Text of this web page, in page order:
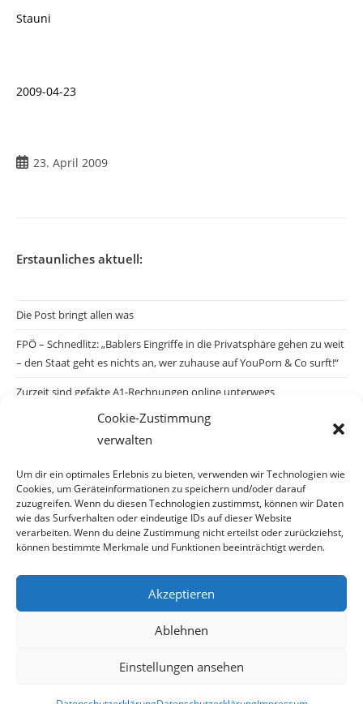
Cookie-Zustimmung
verwalten
Um dir ein optimales Erlebnis zu bieten, verwenden wir Technologien wie
Cookies, um Geräteinformationen zu speichern und/oder darauf
zuzugreifen. Wenn du diesen Technologien zustimmst, können wir Daten
wie das Surfverhalten oder eindeutige IDs auf dieser Website
verarbeiten. Wenn du deine Zustimmung nicht erteilst oder zurückziehst,
können bestimmte Merkmale und Funktionen beeinträchtigt werden.
Akzeptieren
Ablehnen
Einstellungen ansehen
Stauni
2009-04-23
Beitrag
23. April 2009
Erstaunliches aktuell:
Die Post bringt allen was
FPÖ – Schnedlitz: „Bablers Eingriffe in die Privatsphäre gehen zu weit
– den Staat geht es nichts an, wer zuhause auf YouPorn & Co surft!“
Zurzeit sind gefakte A1-Rechnungen online unterwegs
Salzburgs Juden und ihre Sicherheit: „Erst nach einem Anschlag wäre
die Gefahr endlich konkret!“
Biologisches Wunder in Ceuta
Ein vermeintliches Abschiebemärchen
Archiv
© Copyright 2026 · Auch Ihre Information ist uns wichtig! Haben Sie eine